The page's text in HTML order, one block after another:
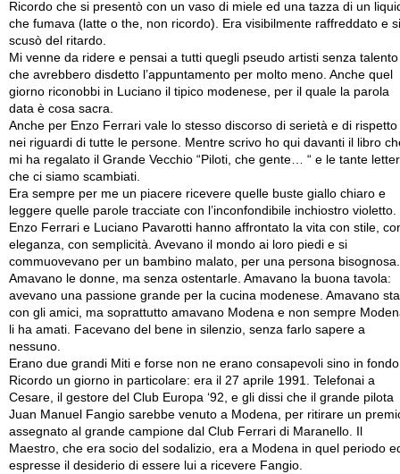
Ricordo che si presentò con un vaso di miele ed una tazza di un
che fumava (latte o the, non ricordo). Era visibilmente raffreddato e si
scusò del ritardo.
Mi venne da ridere e pensai a tutti quegli pseudo artisti senza talento
che avrebbero disdetto l’appuntamento per molto meno. Anche quel
giorno riconobbi in Luciano il tipico modenese, per il quale la parola
data è cosa sacra.
Anche per Enzo Ferrari vale lo stesso discorso di serietà e di rispetto
nei riguardi di tutte le persone. Mentre scrivo ho qui davanti il libro
mi ha regalato il Grande Vecchio “Piloti, che gente… “ e le tante
che ci siamo scambiati.
Era sempre per me un piacere ricevere quelle buste giallo chiaro e
leggere quelle parole tracciate con l’inconfondibile inchiostro violetto.
Enzo Ferrari e Luciano Pavarotti hanno affrontato la vita con stile,
eleganza, con semplicità. Avevano il mondo ai loro piedi e si
commuovevano per un bambino malato, per una persona bisognosa.
Amavano le donne, ma senza ostentarle. Amavano la buona tavola:
avevano una passione grande per la cucina modenese. Amavano
con gli amici, ma soprattutto amavano Modena e non sempre
li ha amati. Facevano del bene in silenzio, senza farlo sapere a
nessuno.
Erano due grandi Miti e forse non ne erano consapevoli sino in
Ricordo un giorno in particolare: era il 27 aprile 1991. Telefonai a
Cesare, il gestore del Club Europa ‘92, e gli dissi che il grande pilota
Juan Manuel Fangio sarebbe venuto a Modena, per ritirare un
assegnato al grande campione dal Club Ferrari di Maranello. Il
Maestro, che era socio del sodalizio, era a Modena in quel periodo
espresse il desiderio di essere lui a ricevere Fangio.